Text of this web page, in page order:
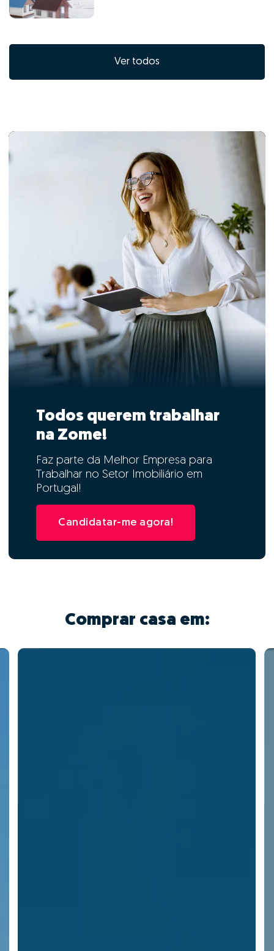
Ver todos
Todos querem trabalhar
na Zome!
Faz parte da Melhor Empresa para
Trabalhar no Setor Imobiliário em
Portugal!
Candidatar-me agora!
Comprar casa em: